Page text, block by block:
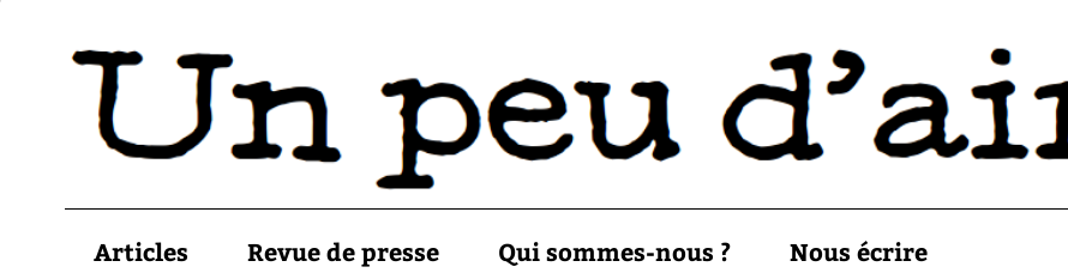
Articles Revue de presse Qui sommes-nous ? Nous écrire